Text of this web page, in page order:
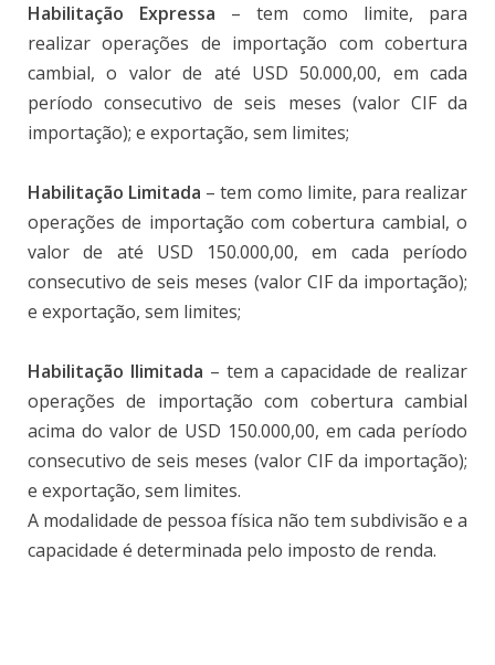
Habilitação Expressa – tem como limite, para
realizar operações de importação com cobertura
cambial, o valor de até USD 50.000,00, em cada
período consecutivo de seis meses (valor CIF da
importação); e exportação, sem limites;
Habilitação Limitada – tem como limite, para realizar
operações de importação com cobertura cambial, o
valor de até USD 150.000,00, em cada período
consecutivo de seis meses (valor CIF da importação);
e exportação, sem limites;
Habilitação Ilimitada – tem a capacidade de realizar
operações de importação com cobertura cambial
acima do valor de USD 150.000,00, em cada período
consecutivo de seis meses (valor CIF da importação);
e exportação, sem limites.
A modalidade de pessoa física não tem subdivisão e a
capacidade é determinada pelo imposto de renda.